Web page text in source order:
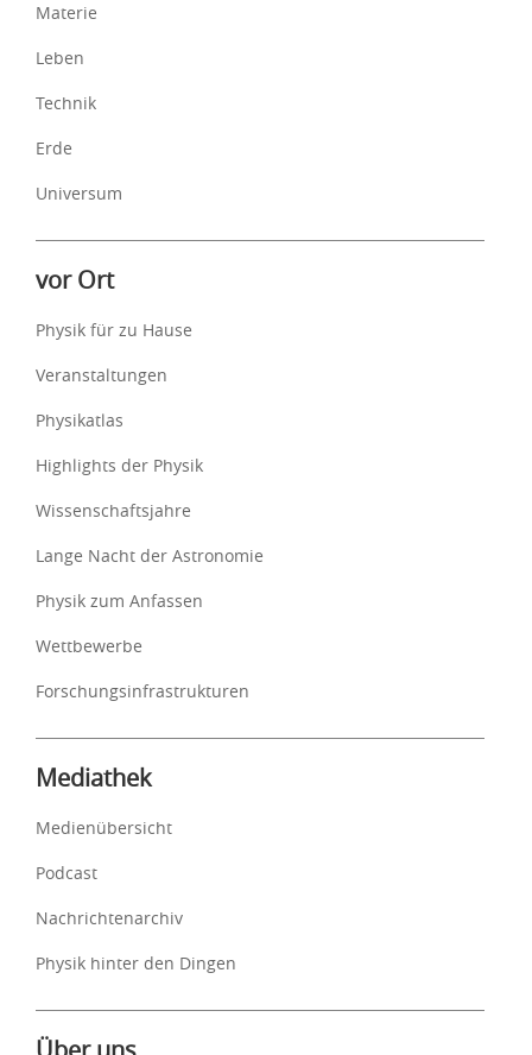
Materie
Leben
Technik
Erde
Universum
vor Ort
Physik für zu Hause
Veranstaltungen
Physikatlas
Highlights der Physik
Wissenschaftsjahre
Lange Nacht der Astronomie
Physik zum Anfassen
Wettbewerbe
Forschungsinfrastrukturen
Mediathek
Medienübersicht
Podcast
Nachrichtenarchiv
Physik hinter den Dingen